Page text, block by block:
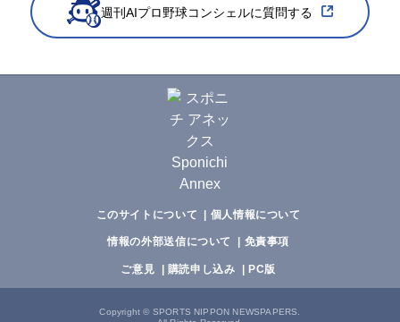
週刊AIプロ野球コンシェルに質問する
このサイトについて 個人情報について
情報の外部送信について 免責事項
ご意見 購読申し込み PC版
Copyright© SPORTS NIPPON NEWSPAPERS.